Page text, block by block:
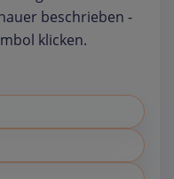
beschrieben -
klicken.